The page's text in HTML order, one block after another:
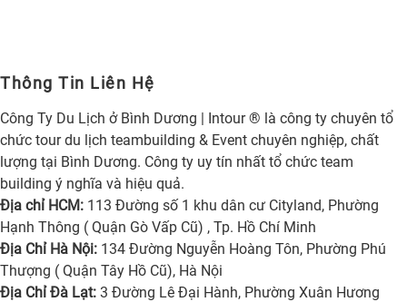
Thông Tin Liên Hệ
Công Ty Du Lịch ở Bình Dương | Intour ® là công ty chuyên tổ
chức tour du lịch teambuilding & Event chuyên nghiệp, chất
lượng tại Bình Dương. Công ty uy tín nhất tổ chức team
building ý nghĩa và hiệu quả.
Địa chỉ HCM: 113 Đường số 1 khu dân cư Cityland, Phường
Hạnh Thông ( Quận Gò Vấp Cũ) , Tp. Hồ Chí Minh
Địa Chỉ Hà Nội: 134 Đường Nguyễn Hoàng Tôn, Phường Phú
Thượng ( Quận Tây Hồ Cũ), Hà Nội
Địa Chỉ Đà Lạt: 3 Đường Lê Đại Hành, Phường Xuân Hương